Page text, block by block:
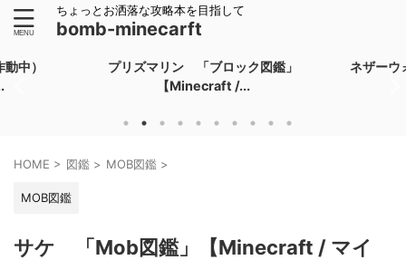
ちょっとお洒落な攻略本を目指して
bomb-minecarft
動中）
プリズマリン 「ブロック図鑑」
【Minecraft /...
ネザー
HOME > 図鑑 > MOB図鑑 >
MOB図鑑
サケ 「Mob図鑑」【Minecraft / マイ